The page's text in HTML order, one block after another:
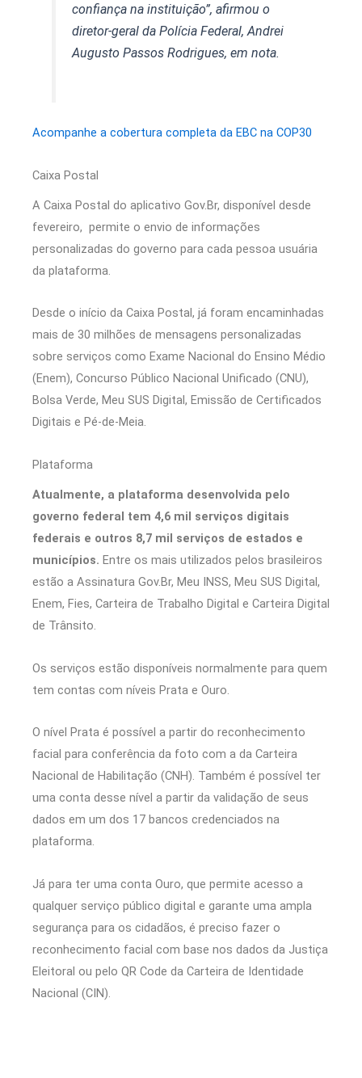
confiança na instituição”, afirmou o
diretor-geral da Polícia Federal, Andrei
Augusto Passos Rodrigues, em nota.
Acompanhe a cobertura completa da EBC na COP30
Caixa Postal
A Caixa Postal do aplicativo Gov.Br, disponível desde
fevereiro, permite o envio de informações
personalizadas do governo para cada pessoa usuária
da plataforma.
Desde o início da Caixa Postal, já foram encaminhadas
mais de 30 milhões de mensagens personalizadas
sobre serviços como Exame Nacional do Ensino Médio
(Enem), Concurso Público Nacional Unificado (CNU),
Bolsa Verde, Meu SUS Digital, Emissão de Certificados
Digitais e Pé-de-Meia.
Plataforma
Atualmente, a plataforma desenvolvida pelo
governo federal tem 4,6 mil serviços digitais
federais e outros 8,7 mil serviços de estados e
municípios. Entre os mais utilizados pelos brasileiros
estão a Assinatura Gov.Br, Meu INSS, Meu SUS Digital,
Enem, Fies, Carteira de Trabalho Digital e Carteira Digital
de Trânsito.
Os serviços estão disponíveis normalmente para quem
tem contas com níveis Prata e Ouro.
O nível Prata é possível a partir do reconhecimento
facial para conferência da foto com a da Carteira
Nacional de Habilitação (CNH). Também é possível ter
uma conta desse nível a partir da validação de seus
dados em um dos 17 bancos credenciados na
plataforma.
Já para ter uma conta Ouro, que permite acesso a
qualquer serviço público digital e garante uma ampla
segurança para os cidadãos, é preciso fazer o
reconhecimento facial com base nos dados da Justiça
Eleitoral ou pelo QR Code da Carteira de Identidade
Nacional (CIN).